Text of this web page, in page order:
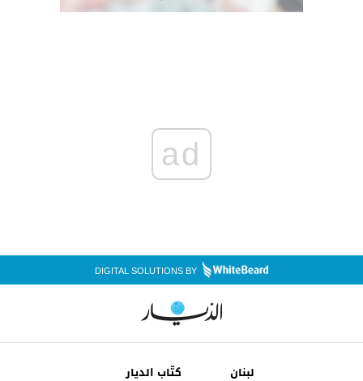
ad
DIGITAL SOLUTIONS BY
لبنان كتّاب الديار